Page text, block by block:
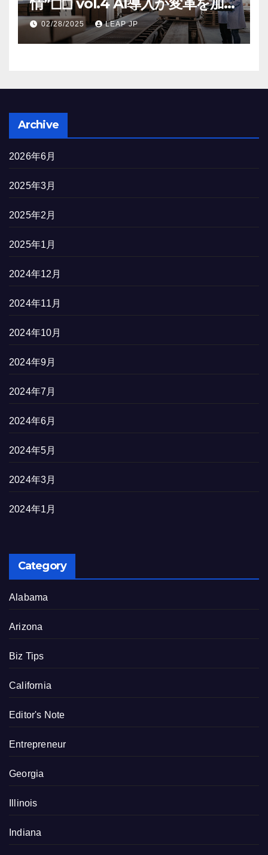
する米国製造業の最前線
02/28/2025 LEAP JP
Archive
2026年6月
2025年3月
2025年2月
2025年1月
2024年12月
2024年11月
2024年10月
2024年9月
2024年7月
2024年6月
2024年5月
2024年3月
2024年1月
Category
Alabama
Arizona
Biz Tips
California
Editor's Note
Entrepreneur
Georgia
Illinois
Indiana